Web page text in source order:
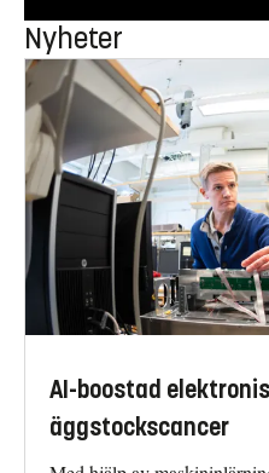
Nyheter
AI-boostad
äggstockscancer